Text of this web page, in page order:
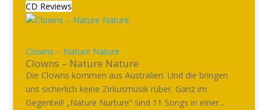
CD Reviews
Clowns – Nature Nature
Clowns – Nature Nature
Die Clowns kommen aus Australien. Und die bringen
uns sicherlich keine Zirkusmusik rüber. Ganz im
Gegenteil! „Nature Nurture“ sind 11 Songs in einer...